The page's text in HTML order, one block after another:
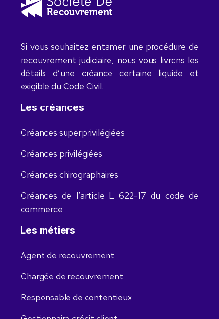
Si vous souhaitez entamer une procédure de
recouvrement judiciaire, nous vous livrons les
détails d’une créance certaine liquide et
exigible du Code Civil.
Les créances
Créances superprivilégiées
Créances privilégiées
Créances chirographaires
Créances de l’article L 622-17 du code de
commerce
Les métiers
Agent de recouvrement
Chargée de recouvrement
Responsable de contentieux